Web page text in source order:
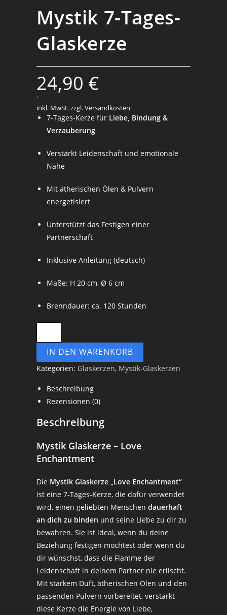
Mystik 7-Tages-
Glaskerze
24,90 €
inkl. MwSt. zzgl. Versandkosten
.
7-Tages-Kerze für Liebe, Bindung &
Verzauberung
Verstärkt Leidenschaft und emotionale
Nähe
Mit ätherischen Ölen & Pulvern
energetisiert
Unterstützt das Festigen einer
Partnerschaft
Inklusive Anleitung (deutsch)
Maße: H 20 cm, Ø 6 cm
Brenndauer: ca. 120 Stunden
IN DEN WARENKORB
Kategorien: Glaskerzen, Mystik-Glaskerzen
Beschreibung
Rezensionen (0)
Beschreibung
Mystik Glaskerze – Love
Enchantment
Die Mystik Glaskerze „Love Enchantment“
ist eine 7-Tages-Kerze, die dafür verwendet
wird, einen geliebten Menschendauerhaft
an dich zu binden und seine Liebe zu dir zu
bewahren. Sie ist ideal, wenn du deine
Beziehung festigen möchtest oder wenn du
dir wünschst, dass die Flamme der
Leidenschaft in deinem Partner nie erlischt.
Mit starkem Duft, ätherischen Ölen und den
passenden Pulvern vorbereitet, verstärkt
diese Kerze die Energie von Liebe,